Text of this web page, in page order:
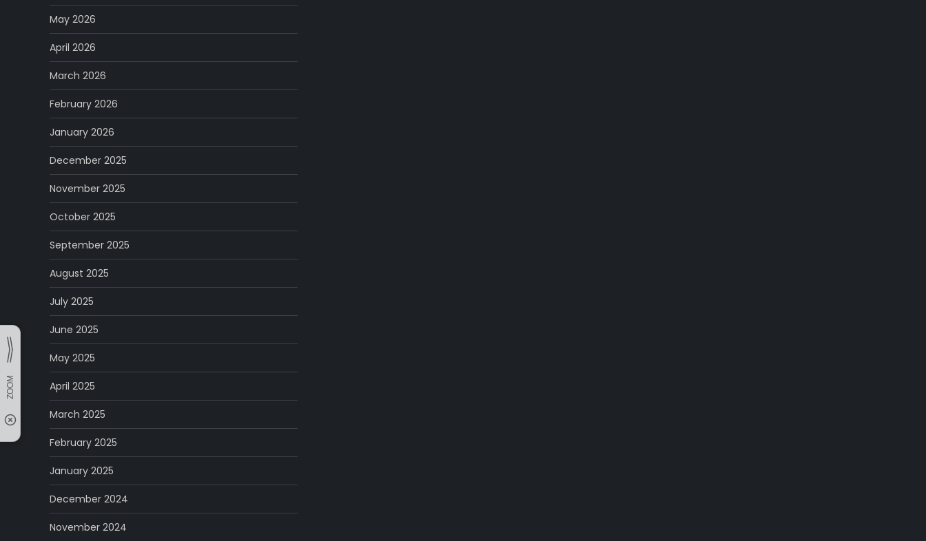
May 2026
April 2026
March 2026
February 2026
January 2026
December 2025
November 2025
October 2025
September 2025
August 2025
July 2025
June 2025
May 2025
April 2025
March 2025
February 2025
January 2025
December 2024
November 2024